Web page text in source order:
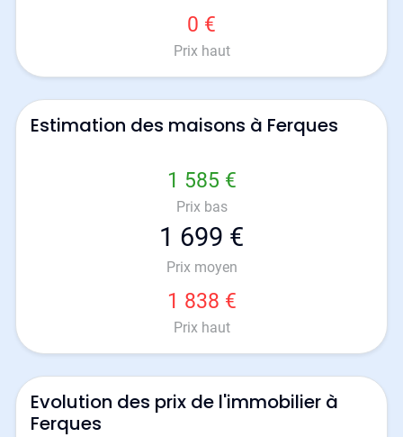
0 €
Prix haut
Estimation des maisons à Ferques
1 585 €
Prix bas
1 699 €
Prix moyen
1 838 €
Prix haut
Evolution des prix de l'immobilier à
Ferques